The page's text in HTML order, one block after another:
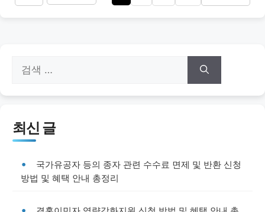
이
이
이
색:
최신 글
국가유공자 등의 종자 관련 수수료 면제 및 반환 신청
방법 및 혜택 안내 총정리